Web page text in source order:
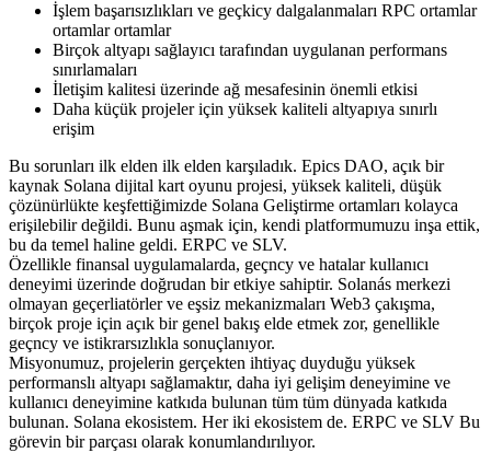
İşlem başarısızlıkları ve geçkicy dalgalanmaları RPC ortamlar
ortamlar ortamlar
Birçok altyapı sağlayıcı tarafından uygulanan performans
sınırlamaları
İletişim kalitesi üzerinde ağ mesafesinin önemli etkisi
Daha küçük projeler için yüksek kaliteli altyapıya sınırlı
erişim
Bu sorunları ilk elden ilk elden karşıladık. Epics DAO, açık bir
kaynak Solana dijital kart oyunu projesi, yüksek kaliteli, düşük
çözünürlükte keşfettiğimizde Solana Geliştirme ortamları kolayca
erişilebilir değildi. Bunu aşmak için, kendi platformumuzu inşa ettik,
bu da temel haline geldi. ERPC ve SLV.
Özellikle finansal uygulamalarda, geçncy ve hatalar kullanıcı
deneyimi üzerinde doğrudan bir etkiye sahiptir. Solanás merkezi
olmayan geçerliatörler ve eşsiz mekanizmaları Web3 çakışma,
birçok proje için açık bir genel bakış elde etmek zor, genellikle
geçncy ve istikrarsızlıkla sonuçlanıyor.
Misyonumuz, projelerin gerçekten ihtiyaç duyduğu yüksek
performanslı altyapı sağlamaktır, daha iyi gelişim deneyimine ve
kullanıcı deneyimine katkıda bulunan tüm tüm dünyada katkıda
bulunan. Solana ekosistem. Her iki ekosistem de. ERPC ve SLV Bu
görevin bir parçası olarak konumlandırılıyor.